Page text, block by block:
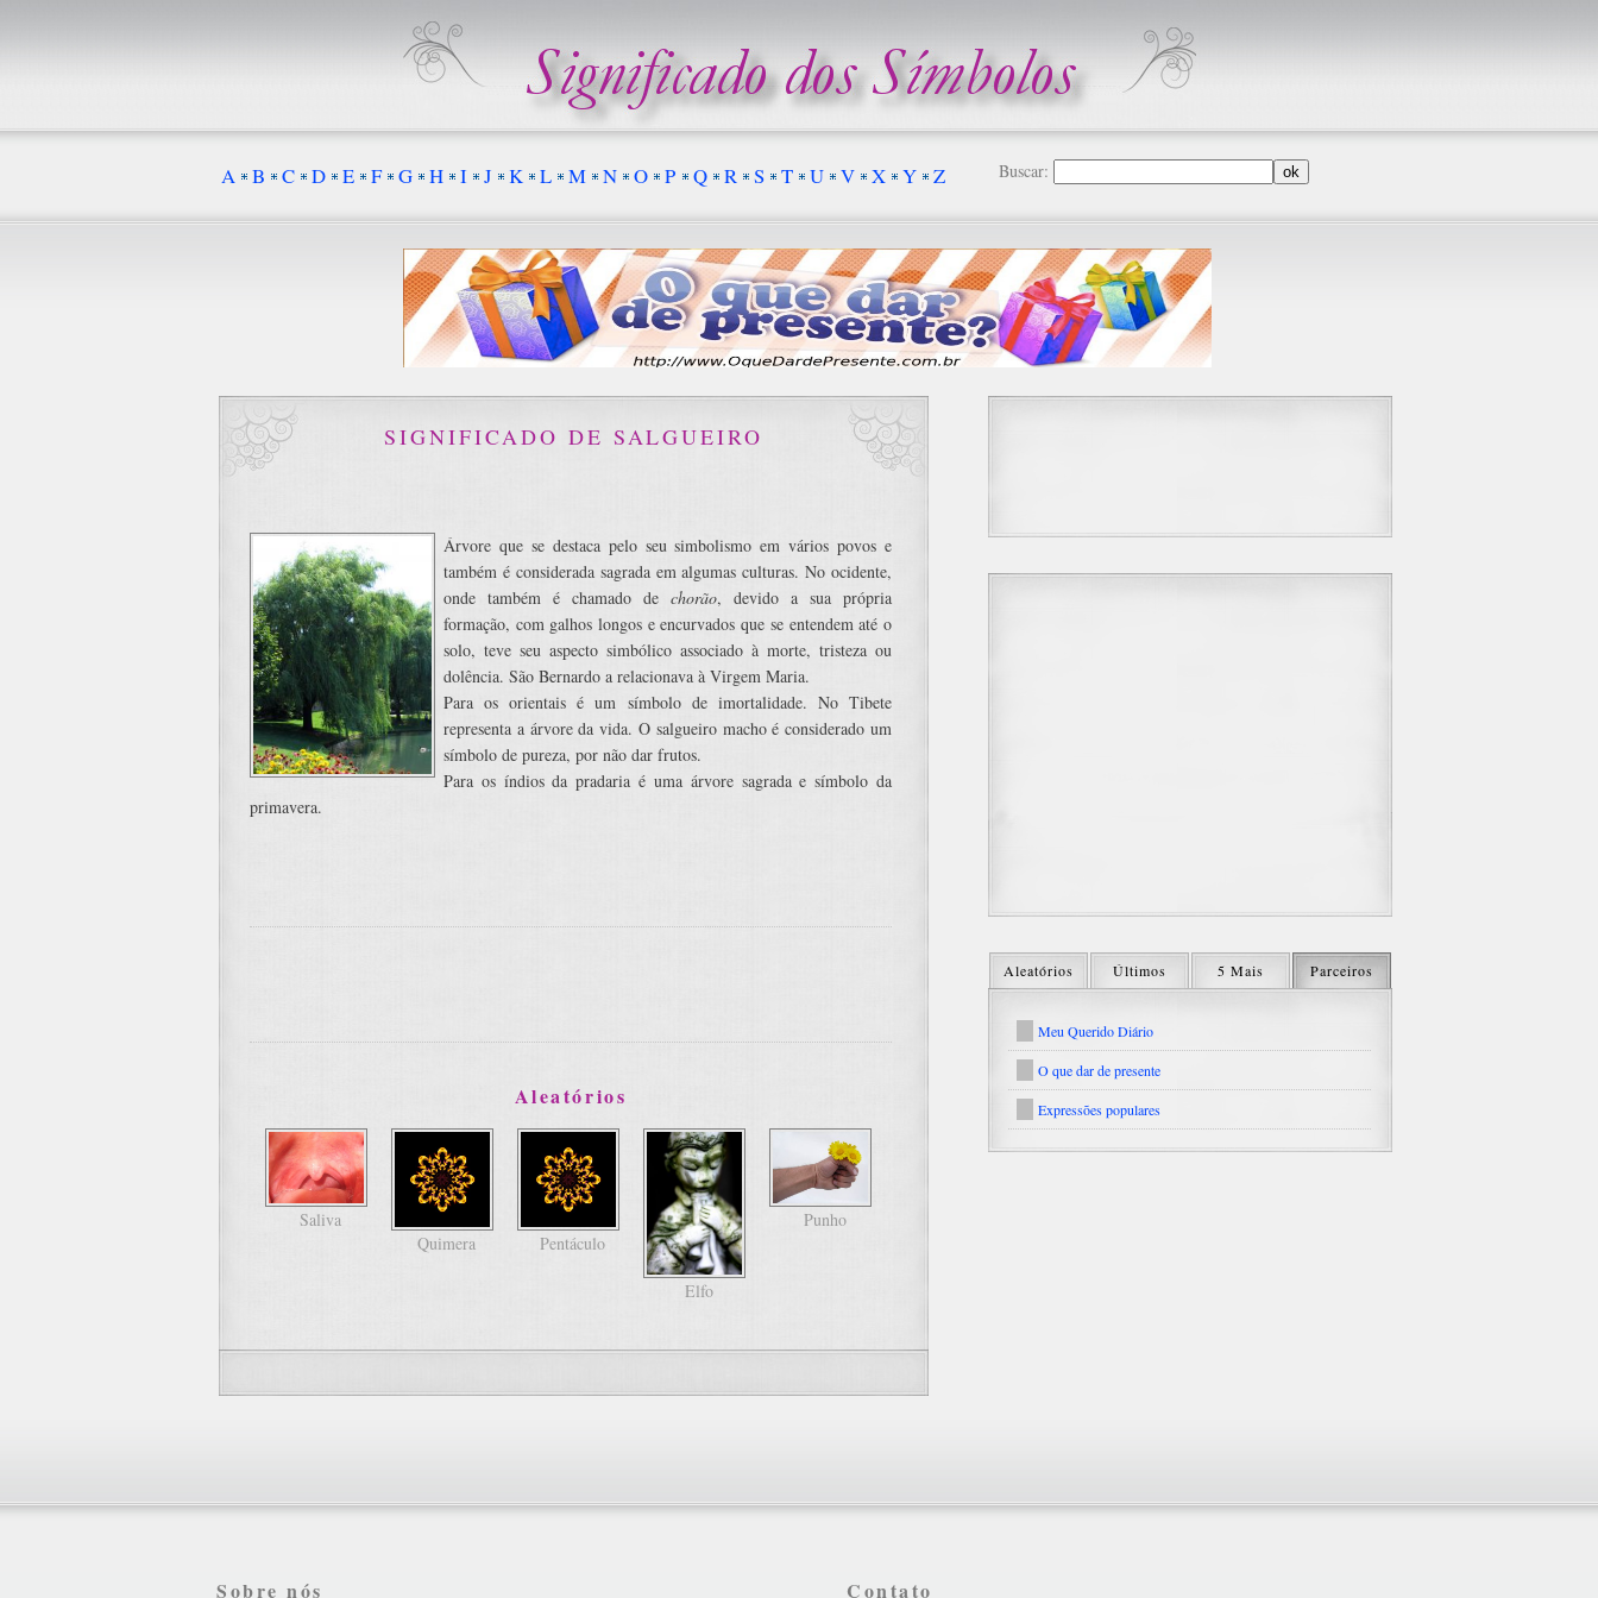
SIGNIFICADO DE SALGUEIRO
Árvore que se destaca pelo seu simbolismo em vários povos e
também é considerada sagrada em algumas culturas. No ocidente,
onde também é chamado de chorão, devido a sua própria
formação, com galhos longos e encurvados que se entendem até o
solo, teve seu aspecto simbólico associado à morte, tristeza ou
dolência. São Bernardo a relacionava à Virgem Maria.
Para os orientais é um símbolo de imortalidade. No Tibete
representa a árvore da vida. O salgueiro macho é considerado um
símbolo de pureza, por não dar frutos.
Para os índios da pradaria é uma árvore sagrada e símbolo da
primavera.
Aleatórios
Saliva
Quimera
Pentáculo
Elfo
Punho
A B C D E F G H I J K L M N O P Q R S T U V X Y Z Buscar:
Aleatórios Últimos 5 Mais Parceiros
Meu Querido Diário
O que dar de presente
Expressões populares
Sobre nós Contato